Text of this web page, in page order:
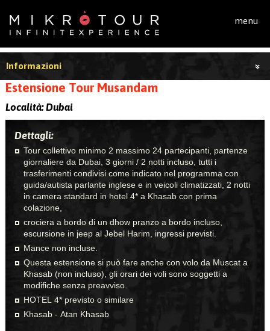
menu
Informazioni
Estensione Tour Musandam
Località:Dubai
Dettagli:
Tour collettivo minimo 2 massimo 24 partecipanti, partenze
giornaliere da Dubai, 3 giorni / 2 notti incluso, tutti i
trasferimenti condivisi come indicato nel programma con
guida/autista parlante inglese e in veicoli climatizzati, 2 notti
in camera standard in hotel 4* a Khasab con prima
colazione,
crociera a bordo di un dhow pranzo a bordo incluso,
escursione in jeep al Jebel Harim, ingressi previsti.
Mance non incluse.
Questa estensione si può fare anche con volo da Muscat a
Khasab (non incluso), gli orari dei voli sono soggetti a
modifiche senza preavviso.
HOTEL 4* previsto o similare
Khasab - Atan Khasab